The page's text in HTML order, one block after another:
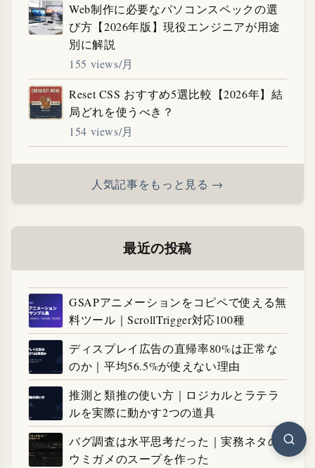
Web制作に必要なパソコンスペックの選
び方【2026年版】現役エンジニアが用途
別に解説
155 views/月
Reset CSS おすすめ5選比較【2026年】結
局どれを使うべき？
154 views/月
人気記事をもっと見る →
最近の投稿
GSAPアニメーションをコピペで使える無
料ツール｜ScrollTrigger対応100種
ディスプレイ広告の直帰率80%は正常な
のか｜平均56.5%が使えない理由
推測と類推の使い方｜ロジカルとラテラ
ルを実際に動かす2つの道具
バグ調査は水平思考だった｜実務ネタの
ウミガメのスープを作った